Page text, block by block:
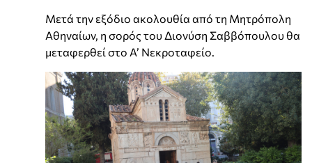
Μετά την εξόδιο ακολουθία από τη Μητρόπολη
Αθηναίων, η σορός του Διονύση Σαββόπουλου θα
μεταφερθεί στο Α’ Νεκροταφείο.